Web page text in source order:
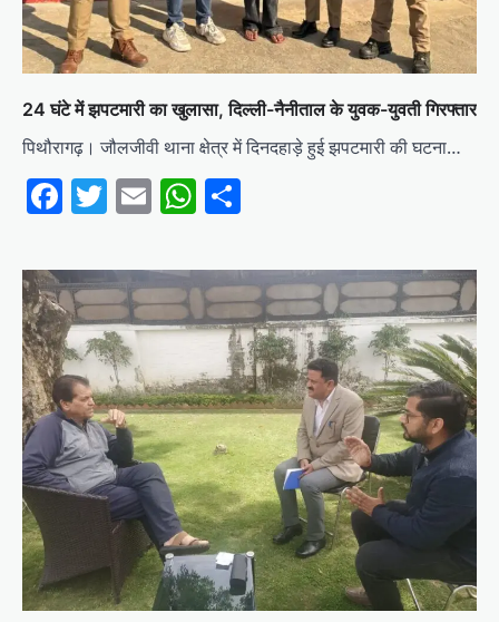
24 घंटे में झपटमारी का खुलासा, दिल्ली-नैनीताल के युवक-युवती गिरफ्तार
पिथौरागढ़। जौलजीवी थाना क्षेत्र में दिनदहाड़े हुई झपटमारी की घटना…
Facebook
Twitter
EmailWhatsApp